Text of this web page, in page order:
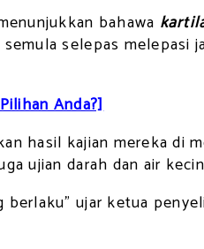
bahawa
selepas melepasi
Anda?]
hasil kajian mereka di
ujian darah dan air
ujar ketua